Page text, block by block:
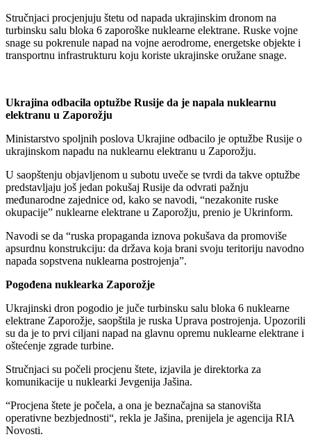
Stručnjaci procjenjuju štetu od napada ukrajinskim dronom na
turbinsku salu bloka 6 zaporoške nuklearne elektrane. Ruske vojne
snage su pokrenule napad na vojne aerodrome, energetske objekte i
transportnu infrastrukturu koju koriste ukrajinske oružane snage.
Ukrajina odbacila optužbe Rusije da je napala nuklearnu
elektranu u Zaporožju
Ministarstvo spoljnih poslova Ukrajine odbacilo je optužbe Rusije o
ukrajinskom napadu na nuklearnu elektranu u Zaporožju.
U saopštenju objavljenom u subotu uveče se tvrdi da takve optužbe
predstavljaju još jedan pokušaj Rusije da odvrati pažnju
međunarodne zajednice od, kako se navodi, “nezakonite ruske
okupacije” nuklearne elektrane u Zaporožju, prenio je Ukrinform.
Navodi se da “ruska propaganda iznova pokušava da promoviše
apsurdnu konstrukciju: da država koja brani svoju teritoriju navodno
napada sopstvena nuklearna postrojenja”.
Pogođena nuklearka Zaporožje
Ukrajinski dron pogodio je juče turbinsku salu bloka 6 nuklearne
elektrane Zaporožje, saopštila je ruska Uprava postrojenja. Upozorili
su da je to prvi ciljani napad na glavnu opremu nuklearne elektrane i
oštećenje zgrade turbine.
Stručnjaci su počeli procjenu štete, izjavila je direktorka za
komunikacije u nuklearki Jevgenija Jašina.
“Procjena štete je počela, a ona je beznačajna sa stanovišta
operativne bezbjednosti“, rekla je Jašina, prenijela je agencija RIA
Novosti.